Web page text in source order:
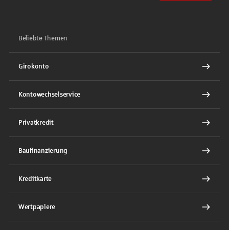
Beliebte Themen
Girokonto
Kontowechselservice
Privatkredit
Baufinanzierung
Kreditkarte
Wertpapiere